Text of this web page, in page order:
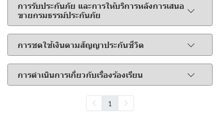
การรับประกันภัย และการให้บริการหลังการเสนอ
ขายกรมธรรม์ประกันภัย
การชดใช้เงินตามสัญญาประกันชีวิต
การดำเนินการเกี่ยวกับเรื่องร้องเรียน
1